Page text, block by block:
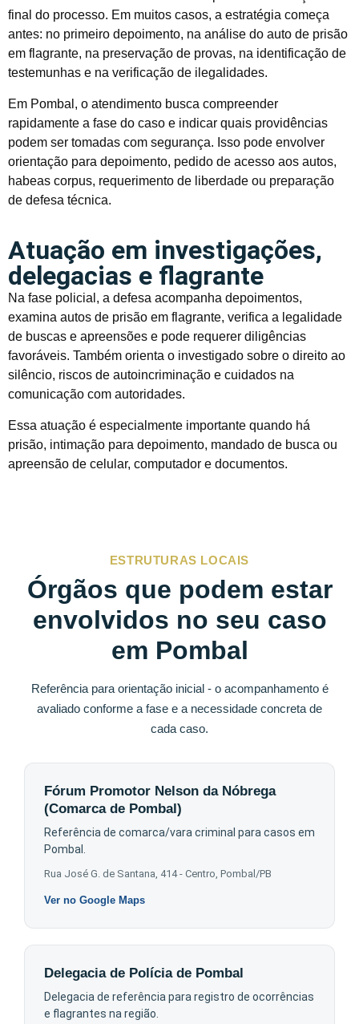
final do processo. Em muitos casos, a estratégia começa
antes: no primeiro depoimento, na análise do auto de prisão
em flagrante, na preservação de provas, na identificação de
testemunhas e na verificação de ilegalidades.
Em Pombal, o atendimento busca compreender
rapidamente a fase do caso e indicar quais providências
podem ser tomadas com segurança. Isso pode envolver
orientação para depoimento, pedido de acesso aos autos,
habeas corpus, requerimento de liberdade ou preparação
de defesa técnica.
Atuação em investigações,
delegacias e flagrante
Na fase policial, a defesa acompanha depoimentos,
examina autos de prisão em flagrante, verifica a legalidade
de buscas e apreensões e pode requerer diligências
favoráveis. Também orienta o investigado sobre o direito ao
silêncio, riscos de autoincriminação e cuidados na
comunicação com autoridades.
Essa atuação é especialmente importante quando há
prisão, intimação para depoimento, mandado de busca ou
apreensão de celular, computador e documentos.
ESTRUTURAS LOCAIS
Órgãos que podem estar
envolvidos no seu caso
em Pombal
Referência para orientação inicial - o acompanhamento é
avaliado conforme a fase e a necessidade concreta de
cada caso.
Fórum Promotor Nelson da Nóbrega
(Comarca de Pombal)
Referência de comarca/vara criminal para casos em
Pombal.
Rua José G. de Santana, 414 - Centro, Pombal/PB
Ver no Google Maps
Delegacia de Polícia de Pombal
Delegacia de referência para registro de ocorrências
e flagrantes na região.